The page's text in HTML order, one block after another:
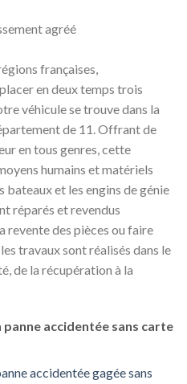
agréé
françaises,
en deux temps trois
véhicule se trouve dans la
de 11. Offrant de
en tous genres, cette
humains et matériels
bateaux et les engins de génie
réparés et revendus
revente des pièces ou faire
travaux sont réalisés dans le
de la récupération à la
accidentée sans carte
accidentée gagée sans